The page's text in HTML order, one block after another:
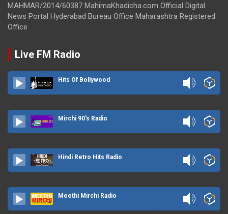
MAHMAR/2014/60387 MahimaKhadicha.com Official Digital
News Portal Hyderabad Bureau Office Maharashtra Registered
Office
Live FM Radio
Hits Of Bollywood
Mirchi 90's Radio
Hindi Retro Hits Radio
Meethi Mirchi Radio